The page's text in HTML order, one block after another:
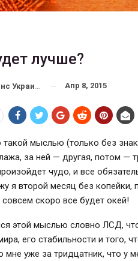
лучше?
Украина Апр 8, 2015
такой мыслью (только без
за ней — другая, потом —
чудо, и все
я второй месяц без
скоро все будет окей!
этой мыслью словно ЛСД,
его стабильности и того,
мне уже за тридцатник, что у